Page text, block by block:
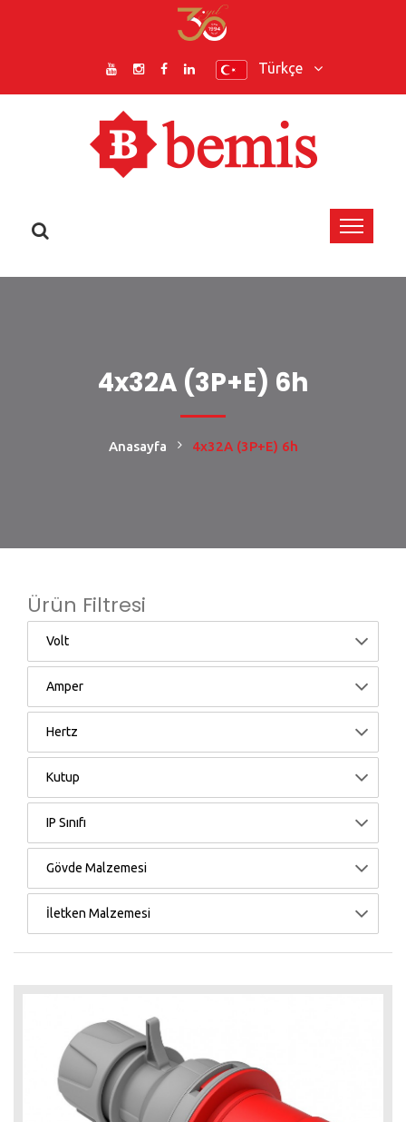
Türkçe
4x32A (3P+E) 6h
Anasayfa 4x32A (3P+E) 6h
Ürün Filtresi
Volt
Amper
Hertz
Kutup
IP Sınıfı
Gövde Malzemesi
İletken Malzemesi